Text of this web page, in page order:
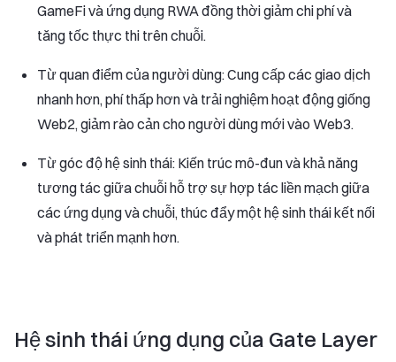
GameFi và ứng dụng RWA đồng thời giảm chi phí và
tăng tốc thực thi trên chuỗi.
Từ quan điểm của người dùng: Cung cấp các giao dịch
nhanh hơn, phí thấp hơn và trải nghiệm hoạt động giống
Web2, giảm rào cản cho người dùng mới vào Web3.
Từ góc độ hệ sinh thái: Kiến trúc mô-đun và khả năng
tương tác giữa chuỗi hỗ trợ sự hợp tác liền mạch giữa
các ứng dụng và chuỗi, thúc đẩy một hệ sinh thái kết nối
và phát triển mạnh hơn.
Hệ sinh thái ứng dụng của Gate Layer